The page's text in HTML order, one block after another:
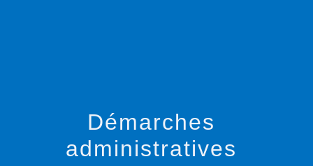
Démarches
administratives